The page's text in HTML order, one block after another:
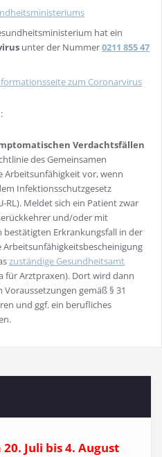
hat ein
unter der Nummer0211 855 47
zum Coronarvirus
Verdachtsfällen
des Gemeinsamen
Arbeitsunfähigkeit vor, wenn
Infektionsschutzgesetz
RL). Meldet sich ein Patient zwar
und/oder mit
Erkrankungsfall in der
Arbeitsunfähigkeitsbescheinigung
zuständige Gesundheitsamt
für Arztpraxen). Dort wird dann
gemäß § 31
und ggf. ein berufliches
Juli bis 4. August